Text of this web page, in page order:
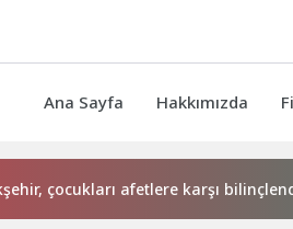
Ana Sayfa Hakkımızda
afetlere karşı bilinçlendiriyor